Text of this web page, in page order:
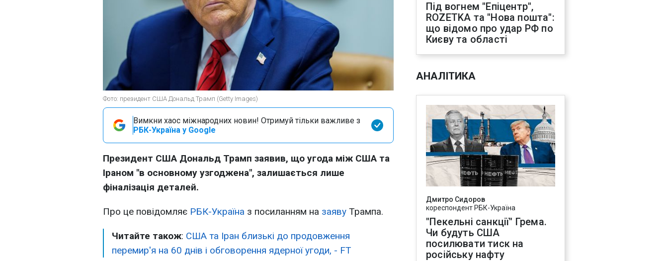
Фото: президент США Дональд Трамп (Getty Images)
Вимкни хаос міжнародних новин! Отримуй тільки важливе з
РБК-Україна у Google
Президент США Дональд Трамп заявив, що угода між США та
Іраном "в основному узгоджена", залишається лише
фіналізація деталей.
Про це повідомляє РБК-Україна з посиланням на заяву Трампа.
Читайте також: США та Іран близькі до продовження
перемир'я на 60 днів і обговорення ядерної угоди, - FT
Під вогнем "Епіцентр",
ROZETKA та "Нова пошта":
що відомо про удар РФ по
Києву та області
АНАЛІТИКА
Дмитро Сидоров
кореспондент РБК-Україна
"Пекельні санкції" Грема.
Чи будуть США
посилювати тиск на
російську нафту